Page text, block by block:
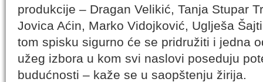
produkcije – Dragan Velikić, Tanja Stupar
Jovica Aćin, Marko Vidojković, Uglješa
tom spisku sigurno će se pridružiti i jedna
užeg izbora u kom svi naslovi poseduju
budućnosti – kaže se u saopštenju žirija.